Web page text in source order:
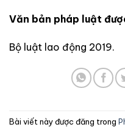
Văn bản pháp luật
Bộ luật lao động 2019.
Bài viết này được đăng trong